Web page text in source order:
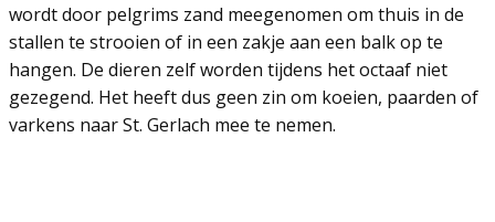
wordt door pelgrims zand meegenomen om thuis in de
stallen te strooien of in een zakje aan een balk op te
hangen. De dieren zelf worden tijdens het octaaf niet
gezegend. Het heeft dus geen zin om koeien, paarden of
varkens naar St. Gerlach mee te nemen.